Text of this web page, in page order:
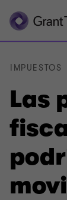
Las
IMPUESTOS